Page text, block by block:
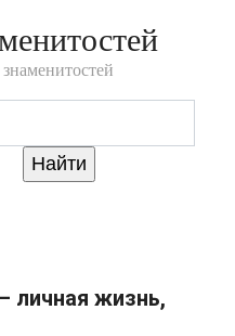
личная жизнь,